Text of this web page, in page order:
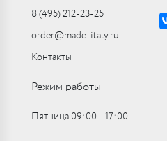
8 (495) 212-23-25
order@made-italy.ru
Контакты
Режим работы
Пятница 09:00 ‑ 17:00